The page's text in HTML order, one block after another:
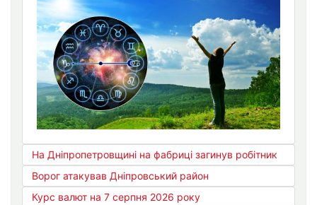
На Дніпропетровщині на фабриці загинув робітник
Ворог атакував Дніпровський район
Курс валют на 7 серпня 2026 року